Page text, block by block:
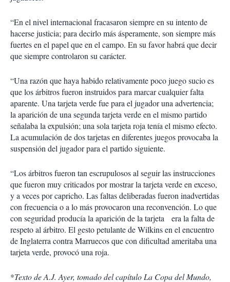
“En el nivel internacional fracasaron siempre en su intento de
hacerse justicia; para decirlo más ásperamente, son siempre más
fuertes en el papel que en el campo. En su favor habrá que decir
que siempre controlaron su carácter.
“Una razón que haya habido relativamente poco juego sucio es
que los árbitros fueron instruidos para marcar cualquier falta
aparente. Una tarjeta verde fue para el jugador una advertencia;
la aparición de una segunda tarjeta verde en el mismo partido
señalaba la expulsión; una sola tarjeta roja tenía el mismo efecto.
La acumulación de dos tarjetas en diferentes juegos provocaba la
suspensión del jugador para el partido siguiente.
“Los árbitros fueron tan escrupulosos al seguir las instrucciones
que fueron muy criticados por mostrar la tarjeta verde en exceso,
y a veces por capricho. Las faltas deliberadas fueron inadvertidas
con frecuencia o a lo más provocaron una reconvención. Lo que
con seguridad producía la aparición de la tarjeta era la falta de
respeto al árbitro. El gesto petulante de Wilkins en el encuentro
de Inglaterra contra Marruecos que con dificultad ameritaba una
tarjeta verde, provocó una roja.
*Texto de A.J. Ayer, tomado del capítulo La Copa del Mundo,